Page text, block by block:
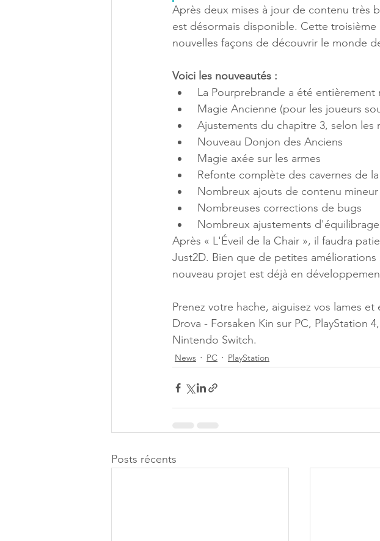
Après deux mises à jour de contenu très
est désormais disponible. Cette
nouvelles façons de découvrir le monde
Voici les nouveautés :
La Pourprebrande a été
Magie Ancienne (pour les joueurs
Ajustements du chapitre 3, selon les
Nouveau Donjon des Anciens
Magie axée sur les armes
Refonte complète des cavernes de
Nombreux ajouts de contenu mineur
Nombreuses corrections de bugs
Nombreux ajustements d'équilibrage
Après « L'Éveil de la Chair », il faudra
Just2D. Bien que de petites
nouveau projet est déjà en
Prenez votre hache, aiguisez vos lames
Drova - Forsaken Kin sur PC, PlayStation
Nintendo Switch.
News PC PlayStation
Posts récents